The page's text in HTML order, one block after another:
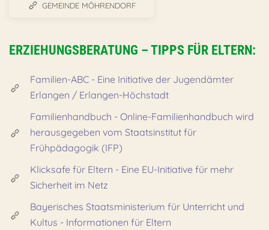
GEMEINDE MÖHRENDORF
ERZIEHUNGSBERATUNG – TIPPS FÜR ELTERN:
Familien-ABC - Eine Initiative der Jugendämter
Erlangen / Erlangen-Höchstadt
Familienhandbuch - Online-Familienhandbuch wird
herausgegeben vom Staatsinstitut für
Frühpädagogik (IFP)
Klicksafe für Eltern - Eine EU-Initiative für mehr
Sicherheit im Netz
Bayerisches Staatsministerium für Unterricht und
Kultus - Informationen für Eltern